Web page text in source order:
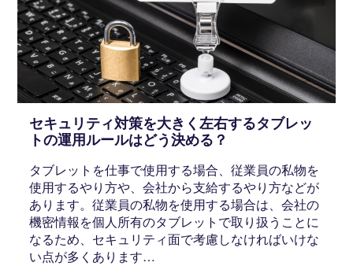
セキュリティ対策を大きく左右するタブレッ
トの運用ルールはどう決める？
タブレットを仕事で使用する場合、従業員の私物を
使用するやり方や、会社から支給するやり方などが
あります。従業員の私物を使用する場合は、会社の
機密情報を個人所有のタブレットで取り扱うことに
なるため、セキュリティ面で考慮しなければいけな
い点が多くあります…